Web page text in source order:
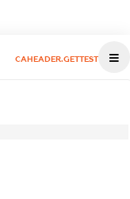
CAHEADER.GETTEST